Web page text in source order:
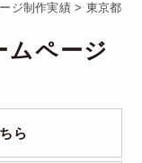
ジ制作実績> 東京都
ムページ
ら